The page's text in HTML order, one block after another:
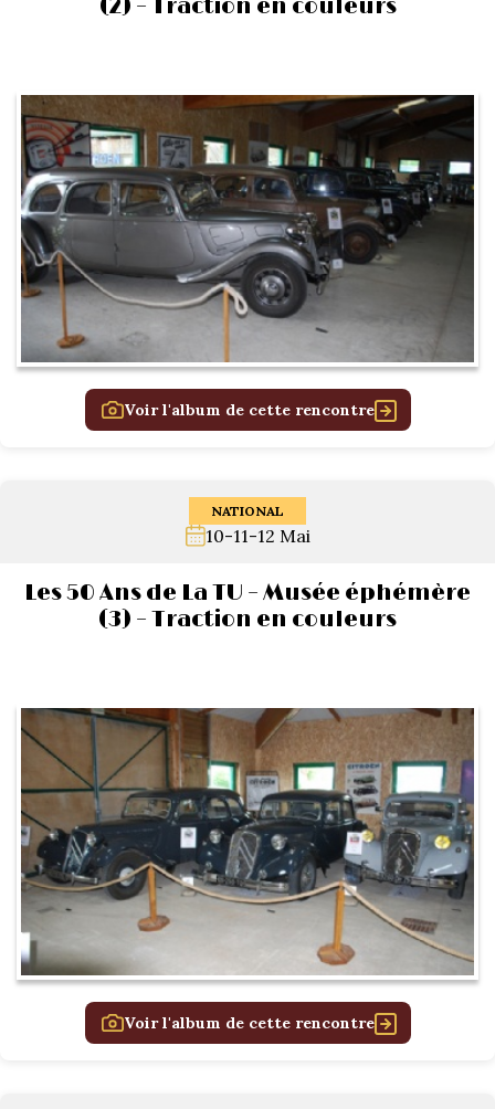
(2) – Traction en couleurs
Voir l'album de cette rencontre
NATIONAL
10-11-12 Mai
Les 50 Ans de La TU – Musée éphémère
(3) – Traction en couleurs
Voir l'album de cette rencontre